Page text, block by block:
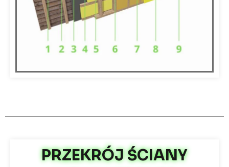
PRZEKRÓJ ŚCIANY